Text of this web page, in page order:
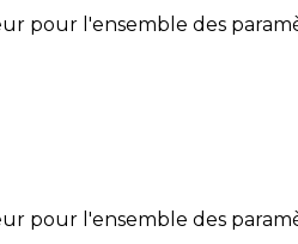
pour l'ensemble des
pour l'ensemble des